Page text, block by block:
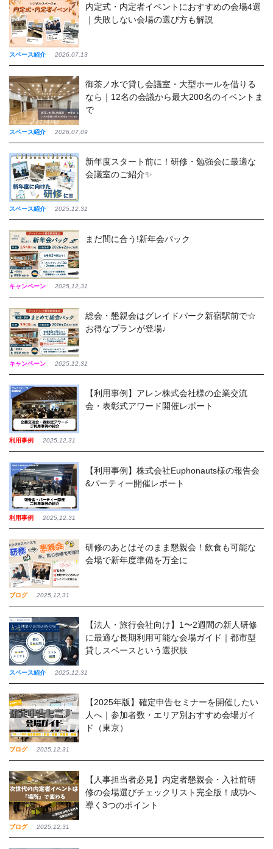
スペース紹介 2026,07,13
内定式・内定者イベントにおすすめの会場4選
｜失敗しない会場の選び方も解説
スペース紹介 2026,07,09
御茶ノ水で貸し会議室・大型ホールを借りる
なら｜12名の会議から最大200名のイベントま
で
スペース紹介 2025,12,31
新年度スタート前に！研修・勉強会に最適な
会議室のご紹介✨
キャンペーン 2025,12,31
まだ間に合う!新年会パック
キャンペーン 2025,12,31
総会・懇親会はグレイドパーク新宿駅前で☆
お得なプランが登場♩
利用事例 2025,12,31
【利用事例】アレン株式会社様の企業交流
会・表彰式アワード開催レポート
利用事例 2025,12,31
【利用事例】株式会社Euphonauts様の報告会
&パーティー開催レポート
ブログ 2025,12,31
研修のあとはそのまま懇親会！飲食も可能な
会場で新年度準備を万全に
スペース紹介 2025,12,31
【法人・旅行会社向け】1〜2週間の新人研修
に最適な長期利用可能な会場ガイド｜都市型
貸しスペースという選択肢
ブログ 2025,12,31
【2025年版】確定申告セミナーを開催したい
人へ｜参加者数・エリア別おすすめ会場ガイ
ド（東京）
ブログ 2025,12,31
【人事担当者必見】内定者懇親会・入社前研
修の会場選びチェックリスト完全版！成功へ
導く3つのポイント